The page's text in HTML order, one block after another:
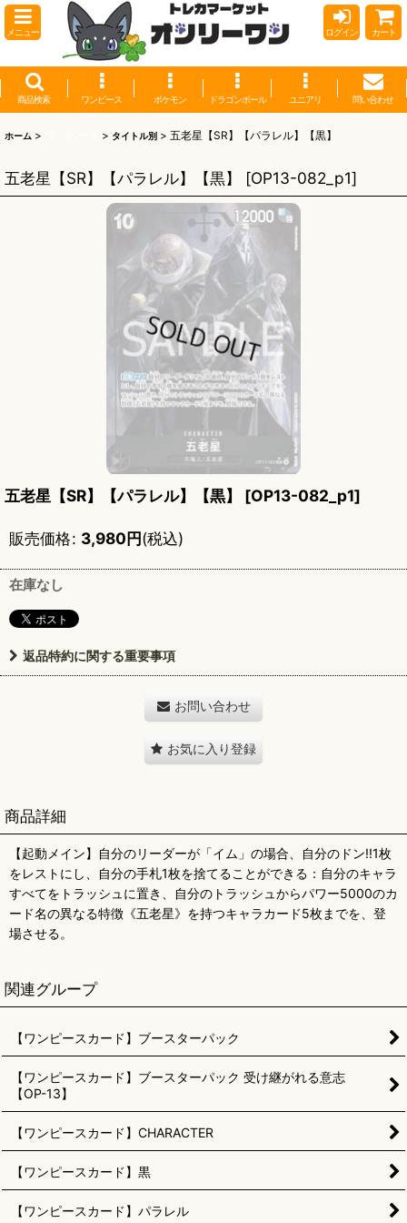
メニュー ログイン カート
商品検索 ワンピース ポケモン ドラゴンボール ユニアリ 問い合わせ
ホーム > > タイトル別 > 五老星【SR】【パラレル】【黒】
五老星【SR】【パラレル】【黒】 [OP13-082_p1]
五老星【SR】【パラレル】【黒】 [OP13-082_p1]
販売価格: 3,980円(税込)
在庫なし
返品特約に関する重要事項
お問い合わせ
お気に入り登録
商品詳細
【起動メイン】自分のリーダーが「イム」の場合、自分のドン!!1枚
をレストにし、自分の手札1枚を捨てることができる：自分のキャラ
すべてをトラッシュに置き、自分のトラッシュからパワー5000のカ
ード名の異なる特徴《五老星》を持つキャラカード5枚までを、登
場させる。
関連グループ
【ワンピースカード】ブースターパック
【ワンピースカード】ブースターパック 受け継がれる意志
【OP-13】
【ワンピースカード】CHARACTER
【ワンピースカード】黒
【ワンピースカード】パラレル